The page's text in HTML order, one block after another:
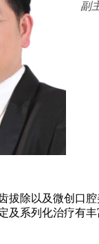
副
拔除以及微创口腔
及系列化治疗有